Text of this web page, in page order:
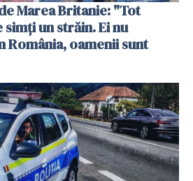
Marea Britanie: "Tot
un străin. Ei nu
România, oamenii sunt